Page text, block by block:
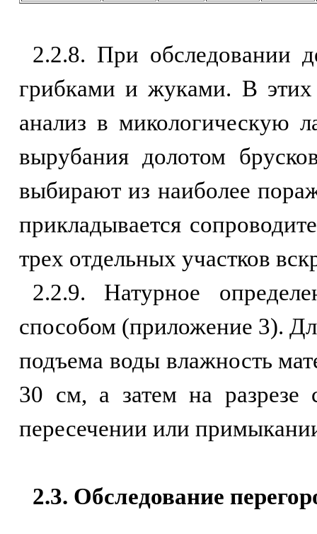
2.2.8. При обследовании
грибками и жуками. В этих
анализ в микологическую
вырубания долотом
выбирают из наиболее
прикладывается
трех отдельных участков
2.2.9. Натурное
способом (приложение 3).
подъема воды влажность
30 см, а затем на разрезе
пересечении или
2.3. Обследование